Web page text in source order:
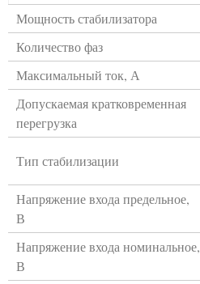
Мощность стабилизатора
Количество фаз
Максимальный ток, А
Допускаемая кратковременная
перегрузка
Тип стабилизации
Напряжение входа предельное,
В
Напряжение входа номинальное,
В